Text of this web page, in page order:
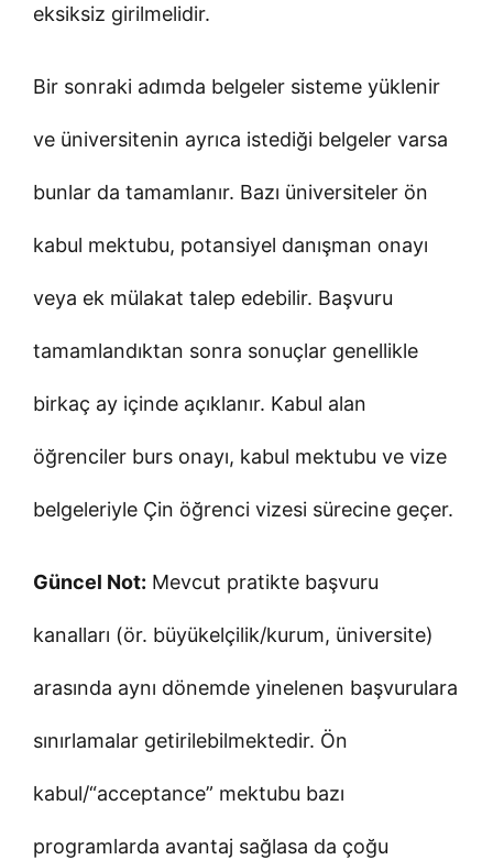
eksiksiz girilmelidir.
Bir sonraki adımda belgeler sisteme yüklenir
ve üniversitenin ayrıca istediği belgeler varsa
bunlar da tamamlanır. Bazı üniversiteler ön
kabul mektubu, potansiyel danışman onayı
veya ek mülakat talep edebilir. Başvuru
tamamlandıktan sonra sonuçlar genellikle
birkaç ay içinde açıklanır. Kabul alan
öğrenciler burs onayı, kabul mektubu ve vize
belgeleriyle Çin öğrenci vizesi sürecine geçer.
Güncel Not: Mevcut pratikte başvuru
kanalları (ör. büyükelçilik/kurum, üniversite)
arasında aynı dönemde yinelenen başvurulara
sınırlamalar getirilebilmektedir. Ön
kabul/“acceptance” mektubu bazı
programlarda avantaj sağlasa da çoğu